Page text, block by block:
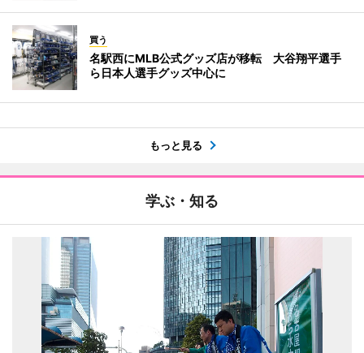
買う
名駅西にMLB公式グッズ店が移転 大谷翔平選手
ら日本人選手グッズ中心に
もっと見る
学ぶ・知る